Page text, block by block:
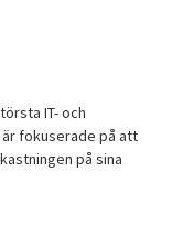
IT- och
fokuserade på att
på sina